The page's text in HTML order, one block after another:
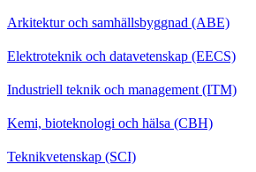
Arkitektur och samhällsbyggnad (ABE)
Elektroteknik och datavetenskap (EECS)
Industriell teknik och management (ITM)
Kemi, bioteknologi och hälsa (CBH)
Teknikvetenskap (SCI)